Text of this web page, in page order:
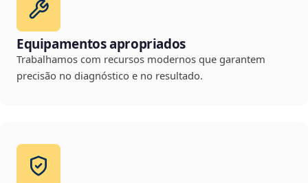
Equipamentos apropriados
Trabalhamos com recursos modernos que garantem
precisão no diagnóstico e no resultado.